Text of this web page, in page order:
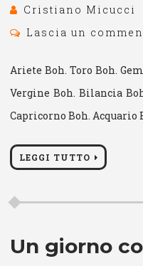
Cristiano Micucci
Lascia un
Ariete Boh. Toro Boh.
Vergine Boh. Bilancia
Capricorno Boh. Acquario
LEGGI TUTTO
Un giorno